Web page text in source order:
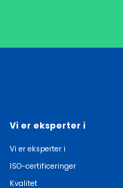
Vi er eksperter i
Vi er eksperter i
ISO-certificeringer
Kvalitet